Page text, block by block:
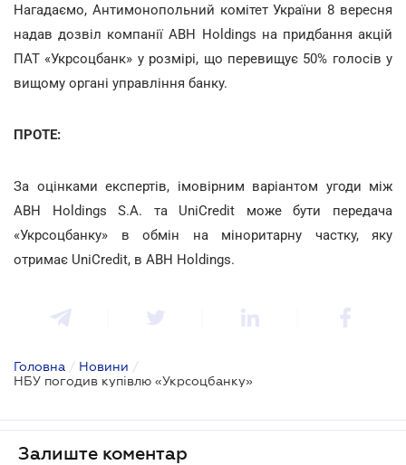
Нагадаємо, Антимонопольний комітет України 8 вересня
надав дозвіл компанії ABH Holdings на придбання акцій
ПАТ «Укрсоцбанк» у розмірі, що перевищує 50% голосів у
вищому органі управління банку.
ПРОТЕ:
За оцінками експертів, імовірним варіантом угоди між
ABH Holdings S.A. та UniCredit може бути передача
«Укрсоцбанку» в обмін на міноритарну частку, яку
отримає UniCredit, в ABH Holdings.
Головна / Новини /
НБУ погодив купівлю «Укрсоцбанку»
Залиште коментар